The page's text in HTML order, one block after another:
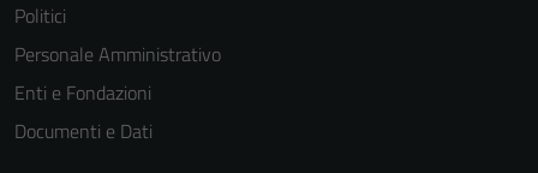
Politici
Personale Amministrativo
Enti e Fondazioni
Documenti e Dati